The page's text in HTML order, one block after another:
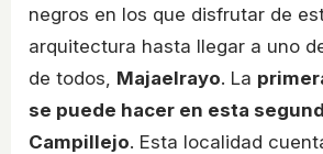
negros en los que disfrutar de
arquitectura hasta llegar a uno
de todos, Majaelrayo. La
se puede hacer en esta
Campillejo. Esta localidad